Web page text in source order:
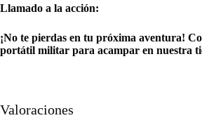
Llamado a la acción:
¡No te pierdas en tu próxima aventura!
portátil militar para acampar en nuestra
Valoraciones